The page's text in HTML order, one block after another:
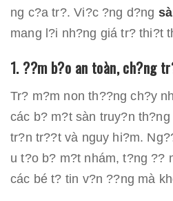
ng c?a tr?. Vi?c ?ng d?ng
mang l?i nh?ng giá tr? thi?t
1. ??m b?o an toàn, ch?ng
Tr? m?m non th??ng ch?y
các b? m?t sàn truy?n
tr?n tr??t và nguy hi?m.
u t?o b? m?t nhám, t?ng ??
các bé t? tin v?n ??ng mà